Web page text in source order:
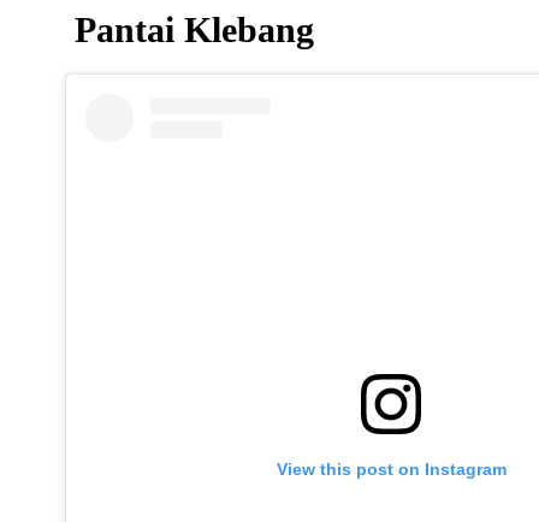
Pantai Klebang
View this post on Instagram